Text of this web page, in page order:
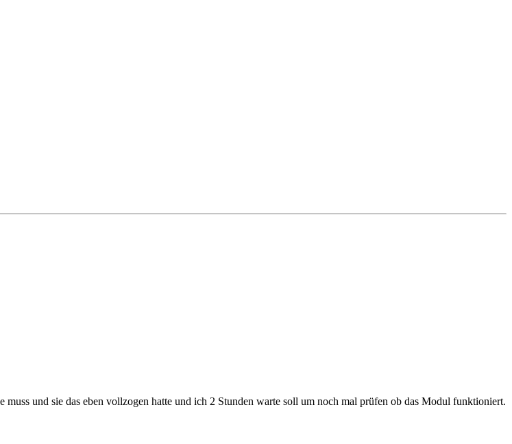
und sie das eben vollzogen hatte und ich 2 Stunden warte soll um noch mal prüfen ob das Modul funktioniert.